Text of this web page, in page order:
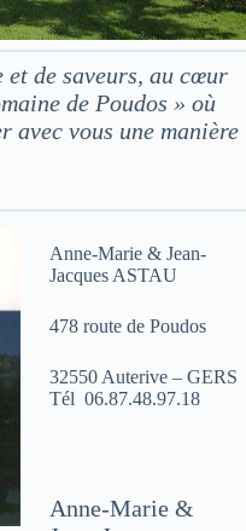
et de saveurs, au cœur
de Poudos » où
avec vous une manière
Anne-Marie & Jean-
Jacques ASTAU
478 route de Poudos
32550 Auterive – GERS
Tél 06.87.48.97.18
Anne-Marie &